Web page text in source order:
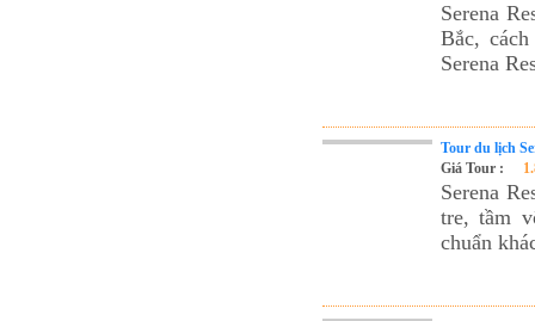
Serena
Bắc,
Serena
Tour du lịch
Giá Tour :
Serena
tre, tầm
chuẩn